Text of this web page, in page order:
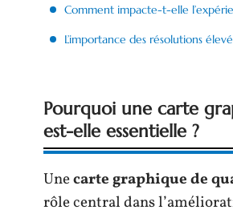
Comment impacte-t-elle
L’importance des résolutions
Pourquoi une carte
est-elle essentielle ?
Unecarte graphique de
rôle central dans